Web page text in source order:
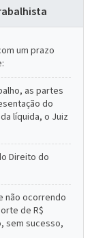
um prazo
as partes
do
líquida, o Juiz
Direito do
não ocorrendo
de R$
sem sucesso,